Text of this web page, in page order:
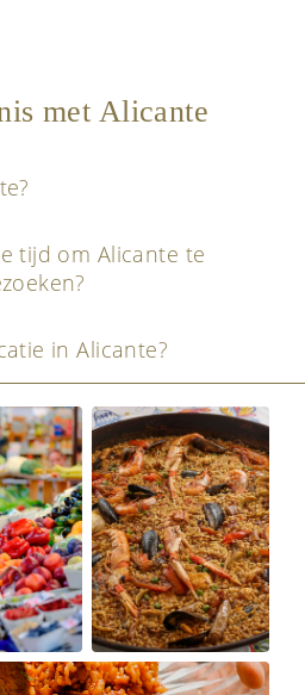
met Alicante
tijd om Alicante te
in Alicante?